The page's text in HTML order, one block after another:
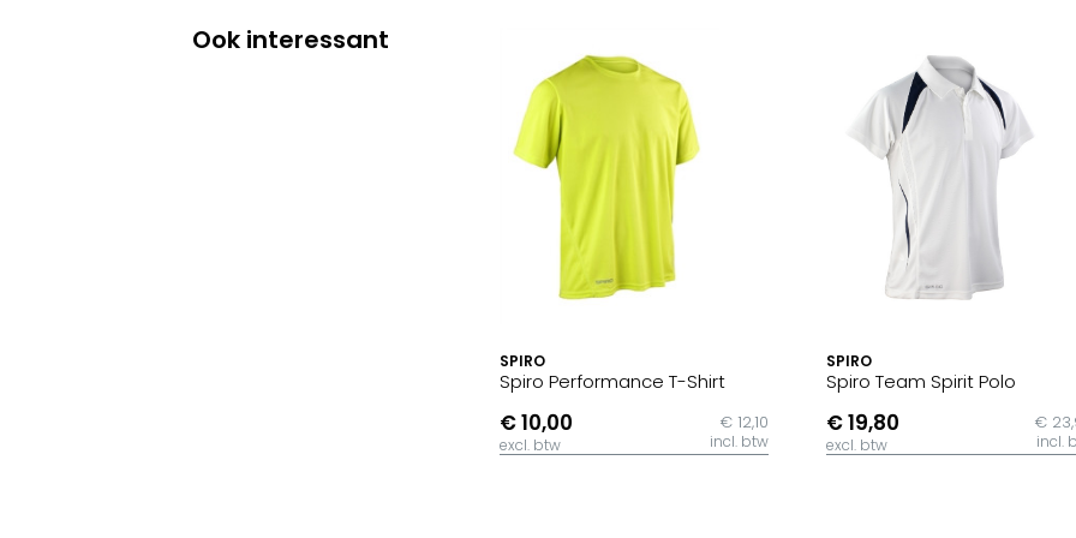
Ook interessant
SPIRO
Spiro Performance T-Shirt
€ 10,00
excl. btw
€ 12,10
incl. btw
SPIRO
Spiro Team Spirit Polo
€ 19,80
excl. btw
€
incl.